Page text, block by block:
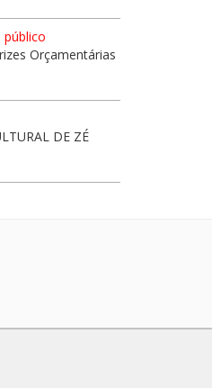
público
Orçamentárias
DE ZÉ